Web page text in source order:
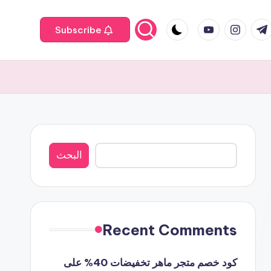
instagram.com
youtube.com
البحث
البحث
Recent Comments
كود خصم متجر ماهر تخفيضات 40% على